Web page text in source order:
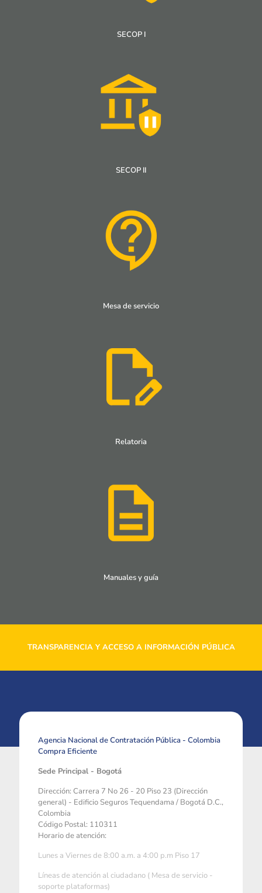
SECOP I
SECOP II
Mesa de servicio
Relatoria
Manuales y guía
TRANSPARENCIA Y ACCESO A INFORMACIÓN PÚBLICA
Agencia Nacional de Contratación Pública - Colombia
Compra Eficiente
Sede Principal - Bogotá
Dirección: Carrera 7 No 26 - 20 Piso 23 (Dirección
general) - Edificio Seguros Tequendama / Bogotá D.C.,
Colombia
Código Postal: 110311
Horario de atención:
Lunes a Viernes de 8:00 a.m. a 4:00 p.m Piso 17
Líneas de atención al ciudadano ( Mesa de servicio -
soporte plataformas)